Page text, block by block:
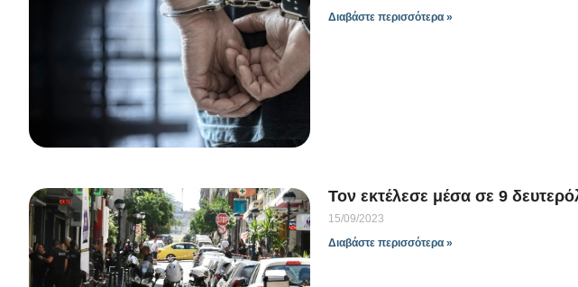
Διαβάστε περισσότερα »
Τον εκτέλεσε μέσα σε 9
15/09/2023
Διαβάστε περισσότερα »